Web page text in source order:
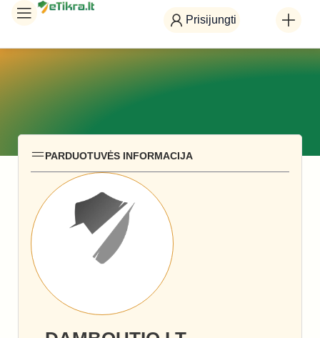
Prisijungti
PARDUOTUVĖS INFORMACIJA